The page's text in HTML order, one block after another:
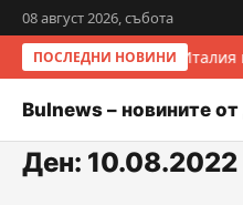
08 август 2026, събота
ПОСЛЕДНИ НОВИНИ
Bulnews – новините
Ден: 10.08.2022